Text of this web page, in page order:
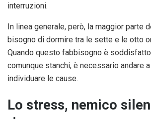
interruzioni.
In linea generale, però, la maggior parte
bisogno di dormire tra le sette e le otto
Quando questo fabbisogno è
comunque stanchi, è necessario andare
individuare le cause.
Lo stress, nemico